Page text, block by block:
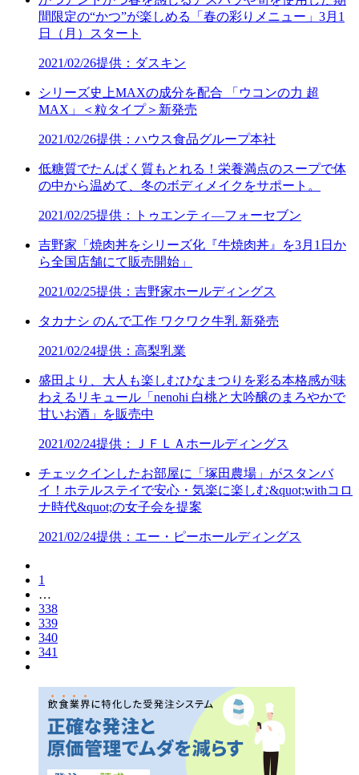
間限定の“かつ”が楽しめる「春の彩りメニュー」3月1
日（月）スタート
2021/02/26提供：ダスキン
シリーズ史上MAXの成分を配合 「ウコンの力 超
MAX」＜粒タイプ＞新発売
2021/02/26提供：ハウス食品グループ本社
低糖質でたんぱく質もとれる！栄養満点のスープで体
の中から温めて、冬のボディメイクをサポート。
2021/02/25提供：トゥエンティ―フォーセブン
吉野家「焼肉丼をシリーズ化『牛焼肉丼』を3月1日か
ら全国店舗にて販売開始」
2021/02/25提供：吉野家ホールディングス
タカナシ のんで工作 ワクワク牛乳 新発売
2021/02/24提供：高梨乳業
盛田より、大人も楽しむひなまつりを彩る本格感が味
わえるリキュール「nenohi 白桃と大吟醸のまろやかで
甘いお酒」を販売中
2021/02/24提供：ＪＦＬＡホールディングス
チェックインしたお部屋に「塚田農場」がスタンバ
イ！ホテルステイで安心・気楽に楽しむ&quot;withコロ
ナ時代&quot;の女子会を提案
2021/02/24提供：エー・ピーホールディングス
1
…
338
339
340
341